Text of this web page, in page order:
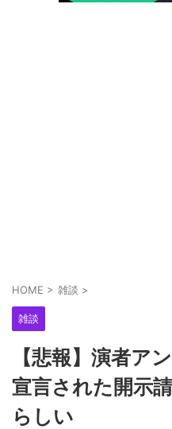
HOME > 雑談 >
雑談
【悲報】演者ア
宣言された開示
らしい